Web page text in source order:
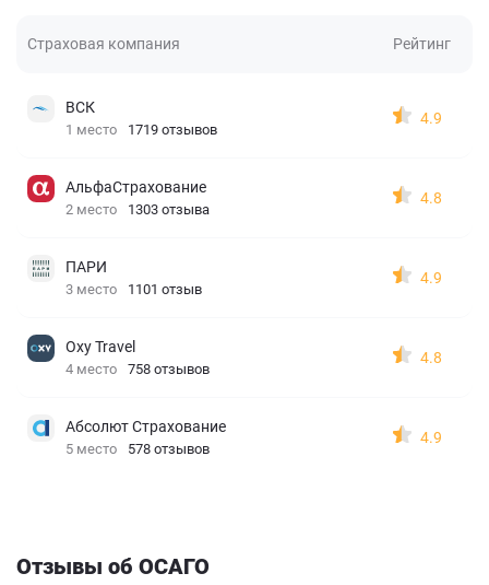
Страховая компания Рейтинг
ВСК
1 место 1719 отзывов
4.9
АльфаСтрахование
2 место 1303 отзыва
4.8
ПАРИ
3 место 1101 отзыв
4.9
Oxy Travel
4 место 758 отзывов
4.8
Абсолют Страхование
5 место 578 отзывов
4.9
Отзывы об ОСАГО